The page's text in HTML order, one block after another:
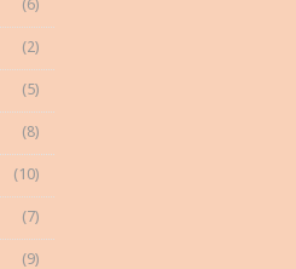
(6)
(2)
(5)
(8)
(10)
(7)
(9)